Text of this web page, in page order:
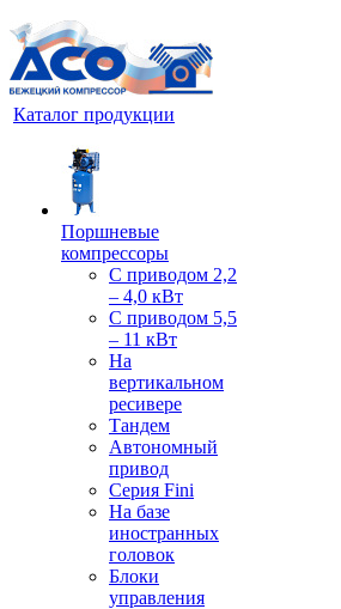
Каталог продукции
Поршневые
компрессоры
С приводом 2,2
– 4,0 кВт
С приводом 5,5
– 11 кВт
На
вертикальном
ресивере
Тандем
Автономный
привод
Серия Fini
На базе
иностранных
головок
Блоки
управления